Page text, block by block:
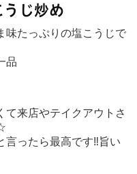
じ炒め
味たっぷりの塩こうじで
品
て来店やテイクアウトさ
言ったら最高です‼旨い